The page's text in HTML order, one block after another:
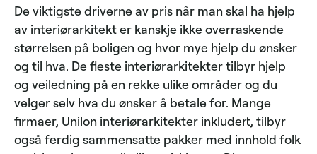
De viktigste driverne av pris når man skal ha hjelp
av interiørarkitekt er kanskje ikke overraskende
størrelsen på boligen og hvor mye hjelp du ønsker
og til hva. De fleste interiørarkitekter tilbyr hjelp
og veiledning på en rekke ulike områder og du
velger selv hva du ønsker å betale for. Mange
firmaer, Unilon interiørarkitekter inkludert, tilbyr
også ferdig sammensatte pakker med innhold folk